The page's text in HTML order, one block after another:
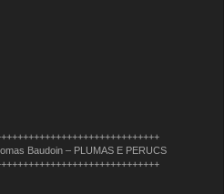
Baudoin – PLUMAS E PERUCS